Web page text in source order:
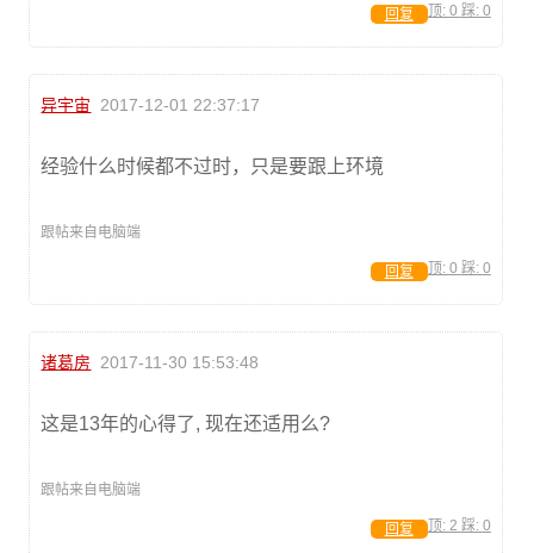
顶: 0 踩: 0
回复
异宇宙 2017-12-01 22:37:17
经验什么时候都不过时，只是要跟上环境
跟帖来自电脑端
顶: 0 踩: 0
回复
诸葛房 2017-11-30 15:53:48
这是13年的心得了, 现在还适用么?
跟帖来自电脑端
顶: 2 踩: 0
回复